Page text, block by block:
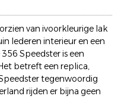
van ivoorkleurige lak
lederen interieur en een
Speedster is een
betreft een replica,
tegenwoordig
rijden er bijna geen